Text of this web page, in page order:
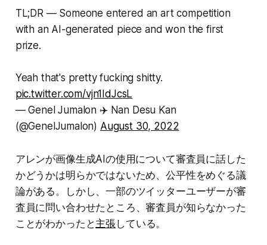
TL;DR — Someone entered an art competition
with an AI-generated piece and won the first
prize.
Yeah that's pretty fucking shitty.
pic.twitter.com/vjn1IdJcsL
— Genel Jumalon ✈️ Nan Desu Kan
(@GenelJumalon) August 30, 2022
アレンが画像生成AIの使用について審査員に話した
かどうかは明らかではないため、公平性をめぐる議
論がある。しかし、一部のツイッターユーザーが審
査員に問い合わせたところ、審査員が知らなかった
ことがわかったと主張している。